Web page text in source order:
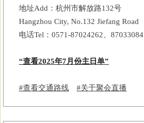
地址Add：杭州市解放路132号
Hangzhou City, No.132 Jiefang Road
电话Tel：0571-87024262、87033084
“查看2025年7月份主日单”
#查看交通路线 #关于聚会直播